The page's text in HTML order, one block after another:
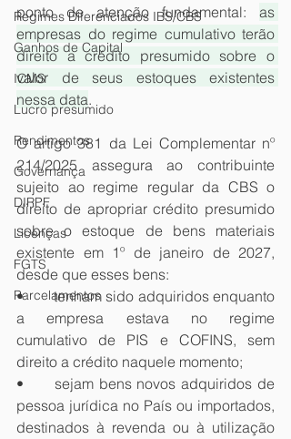
Regimes Diferenciados IBS/CBS
Ganhos de Capital
ICMS
Lucro presumido
Rendimentos
Governança
DIRPF
Licenças
FGTS
Parcelamentos
ponto de atenção fundamental: as
empresas do regime cumulativo terão
direito a crédito presumido sobre o
valor de seus estoques existentes
nessa data.
O artigo 381 da Lei Complementar nº
214/2025 assegura ao contribuinte
sujeito ao regime regular da CBS o
direito de apropriar crédito presumido
sobre o estoque de bens materiais
existente em 1º de janeiro de 2027,
desde que esses bens:
•	tenham sido adquiridos enquanto
a empresa estava no regime
cumulativo de PIS e COFINS, sem
direito a crédito naquele momento;
•	sejam bens novos adquiridos de
pessoa jurídica no País ou importados,
destinados à revenda ou à utilização